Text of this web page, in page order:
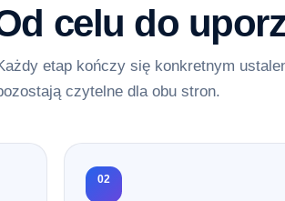
celu do
etap kończy się konkretnym
czytelne dla obu stron.
02